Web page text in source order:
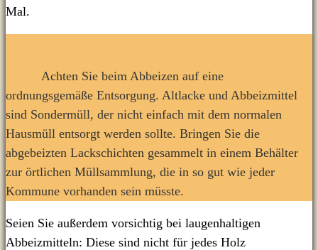
Mal.
Achten Sie beim Abbeizen auf eine
ordnungsgemäße Entsorgung. Altlacke und Abbeizmittel
sind Sondermüll, der nicht einfach mit dem normalen
Hausmüll entsorgt werden sollte. Bringen Sie die
abgebeizten Lackschichten gesammelt in einem Behälter
zur örtlichen Müllsammlung, die in so gut wie jeder
Kommune vorhanden sein müsste.
Seien Sie außerdem vorsichtig bei laugenhaltigen
Abbeizmitteln: Diese sind nicht für jedes Holz